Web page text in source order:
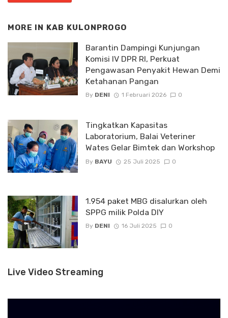
MORE IN KAB KULONPROGO
Barantin Dampingi Kunjungan
Komisi IV DPR RI, Perkuat
Pengawasan Penyakit Hewan Demi
Ketahanan Pangan
By DENI 1 Februari 2026 0
Tingkatkan Kapasitas
Laboratorium, Balai Veteriner
Wates Gelar Bimtek dan Workshop
By BAYU 25 Juli 2025 0
1.954 paket MBG disalurkan oleh
SPPG milik Polda DIY
By DENI 16 Juli 2025 0
Live Video Streaming